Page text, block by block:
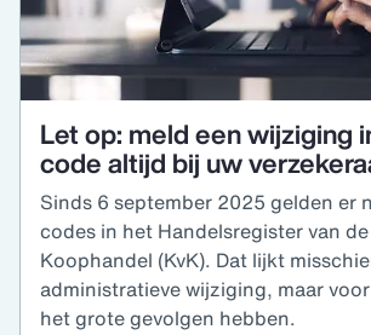
Let op: meld een wijziging
code altijd bij uw
Sinds 6 september 2025 gelden er
codes in het Handelsregister van
Koophandel (KvK). Dat lijkt
administratieve wijziging, maar
het grote gevolgen hebben.